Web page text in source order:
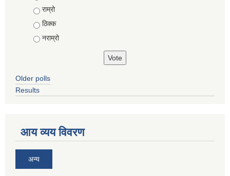
राम्रो
ठिक्क
नराम्रो
Older polls
Results
आय व्यय विवरण
अन्य